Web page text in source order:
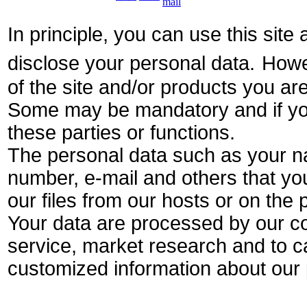
In principle, you can use this site
disclose your personal data.
of the site and/or products you
Some may be mandatory and if
these parties or functions.
The personal data such as your
number, e-mail and others that
our files from our hosts or on the
Your data are processed by our
service, market research and to
customized information about